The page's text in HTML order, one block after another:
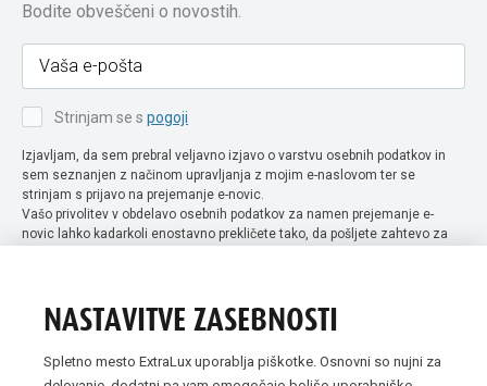
Bodite obveščeni o novostih.
Strinjam se s pogoji
Izjavljam, da sem prebral veljavno izjavo o varstvu osebnih podatkov in
sem seznanjen z načinom upravljanja z mojim e-naslovom ter se
strinjam s prijavo na prejemanje e-novic.
Vašo privolitev v obdelavo osebnih podatkov za namen prejemanje e-
novic lahko kadarkoli enostavno prekličete tako, da pošljete zahtevo za
NASTAVITVE ZASEBNOSTI
Spletno mesto ExtraLux uporablja piškotke. Osnovni so nujni za